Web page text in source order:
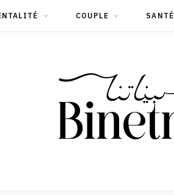
COUPLE SANTÉ